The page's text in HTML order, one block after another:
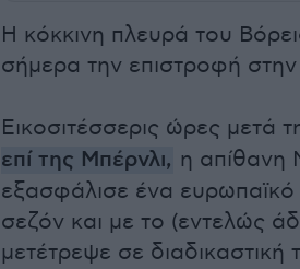
Η κόκκινη πλευρά του
σήμερα την επιστροφή
Εικοσιτέσσερις ώρες μετά
επί της Μπέρνλι, η απίθανη
εξασφάλισε ένα ευρωπαϊκό
σεζόν και με το (εντελώς
μετέτρεψε σε διαδικαστική